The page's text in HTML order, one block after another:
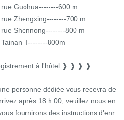
rue Guohua--------600 m
rue Zhengxing--------700 m
rue Shennong--------800 m
Tainan II--------800m
à l'hôtel ❱ ❱ ❱ ❱
personne dédiée vous recevra de
après 18 h 00, veuillez nous en
fournirons des instructions d'enr